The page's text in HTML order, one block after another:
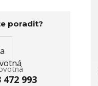
poradit?
472 993